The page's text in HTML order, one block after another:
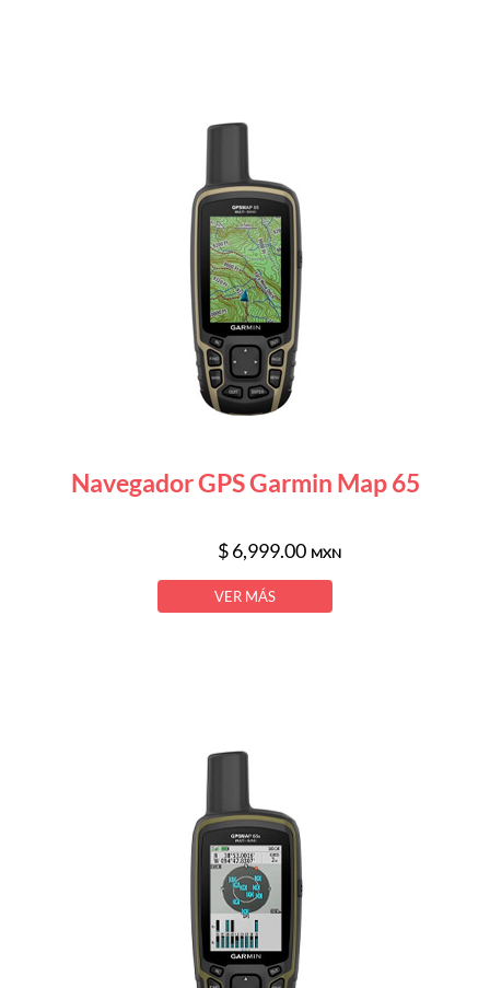
Navegador GPS Garmin Map 65
$ 6,999.00 MXN
VER MÁS